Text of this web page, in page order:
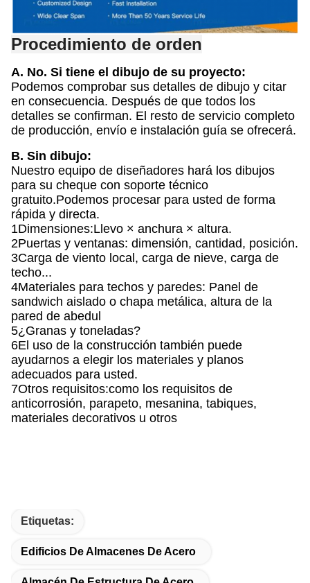
Procedimiento de orden
A. No. Si tiene el dibujo de su proyecto:
Podemos comprobar sus detalles de dibujo y citar
en consecuencia. Después de que todos los
detalles se confirman. El resto de servicio completo
de producción, envío e instalación guía se ofrecerá.
B. Sin dibujo:
Nuestro equipo de diseñadores hará los dibujos
para su cheque con soporte técnico
gratuito.Podemos procesar para usted de forma
rápida y directa.
1Dimensiones:Llevo × anchura × altura.
2Puertas y ventanas: dimensión, cantidad, posición.
3Carga de viento local, carga de nieve, carga de
techo...
4Materiales para techos y paredes: Panel de
sandwich aislado o chapa metálica, altura de la
pared de abedul
5¿Granas y toneladas?
6El uso de la construcción también puede
ayudarnos a elegir los materiales y planos
adecuados para usted.
7Otros requisitos:como los requisitos de
anticorrosión, parapeto, mesanina, tabiques,
materiales decorativos u otros
Etiquetas:
Edificios De Almacenes De Acero